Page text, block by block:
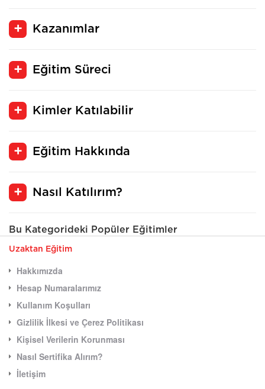
Kazanımlar
Eğitim Süreci
Kimler Katılabilir
Eğitim Hakkında
Nasıl Katılırım?
Bu Kategorideki Popüler Eğitimler
Uzaktan Eğitim
Hakkımızda
Hesap Numaralarımız
Kullanım Koşulları
Gizlilik İlkesi ve Çerez Politikası
Kişisel Verilerin Korunması
Nasıl Sertifika Alırım?
İletişim